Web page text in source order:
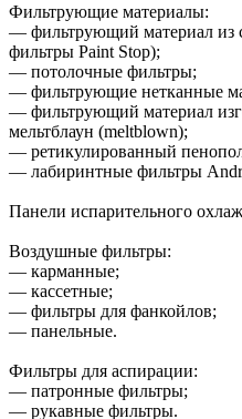
Фильтрующие материалы:
— фильтрующий материал из
фильтры Paint Stop);
— потолочные фильтры;
— фильтрующие нетканные
— фильтрующий материал
мельтблаун (meltblown);
— ретикулированный
— лабиринтные фильтры
Панели испарительного
Воздушные фильтры:
— карманные;
— кассетные;
— фильтры для фанкойлов;
— панельные.
Фильтры для аспирации:
— патронные фильтры;
— рукавные фильтры.